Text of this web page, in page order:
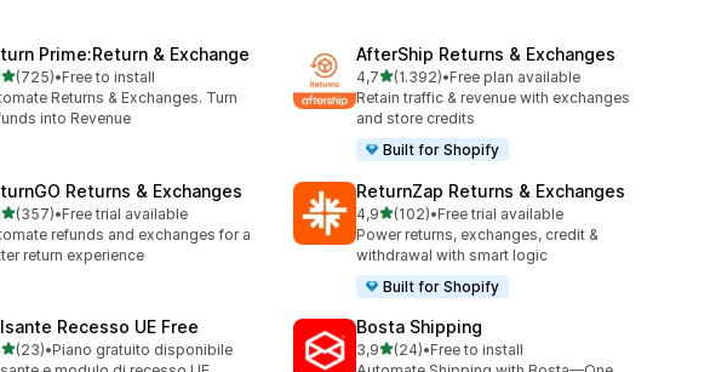
Prime:Return & Exchange
stelle su 5
(725)
recensioni totali
•Free to install
Returns & Exchanges. Turn
into Revenue
AfterShip Returns & Exchanges
4,7stelle su 5
(1.392)
1392 recensioni totali
•Free plan available
Retain traffic & revenue with exchanges
and store credits
Built for Shopify
Returns & Exchanges
stelle su 5
(357)
recensioni totali
•Free trial available
refunds and exchanges for a
return experience
ReturnZap Returns & Exchanges
4,9stelle su 5
(102)
102 recensioni totali
•Free trial available
Power returns, exchanges, credit &
withdrawal with smart logic
Built for Shopify
Recesso UE Free
stelle su 5
(23) totali
•Piano gratuito disponibile
Bosta Shipping
3,9stelle su 5
(24)
24 recensioni totali
•Free to install